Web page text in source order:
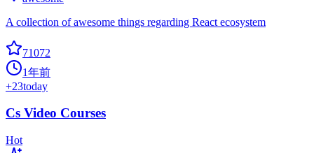
A collection of awesome things regarding React ecosystem
71072
1年前
+23today
Cs Video Courses
Hot